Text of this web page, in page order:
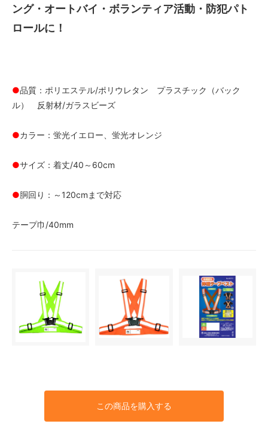
ング・オートバイ・ボランティア活動・防犯パト
ロールに！
●品質：ポリエステル/ポリウレタン プラスチック（バック
ル） 反射材/ガラスビーズ
●カラー：蛍光イエロー、蛍光オレンジ
●サイズ：着丈/40～60cm
●胴回り：～120cmまで対応
テープ巾/40mm
この商品を購入する